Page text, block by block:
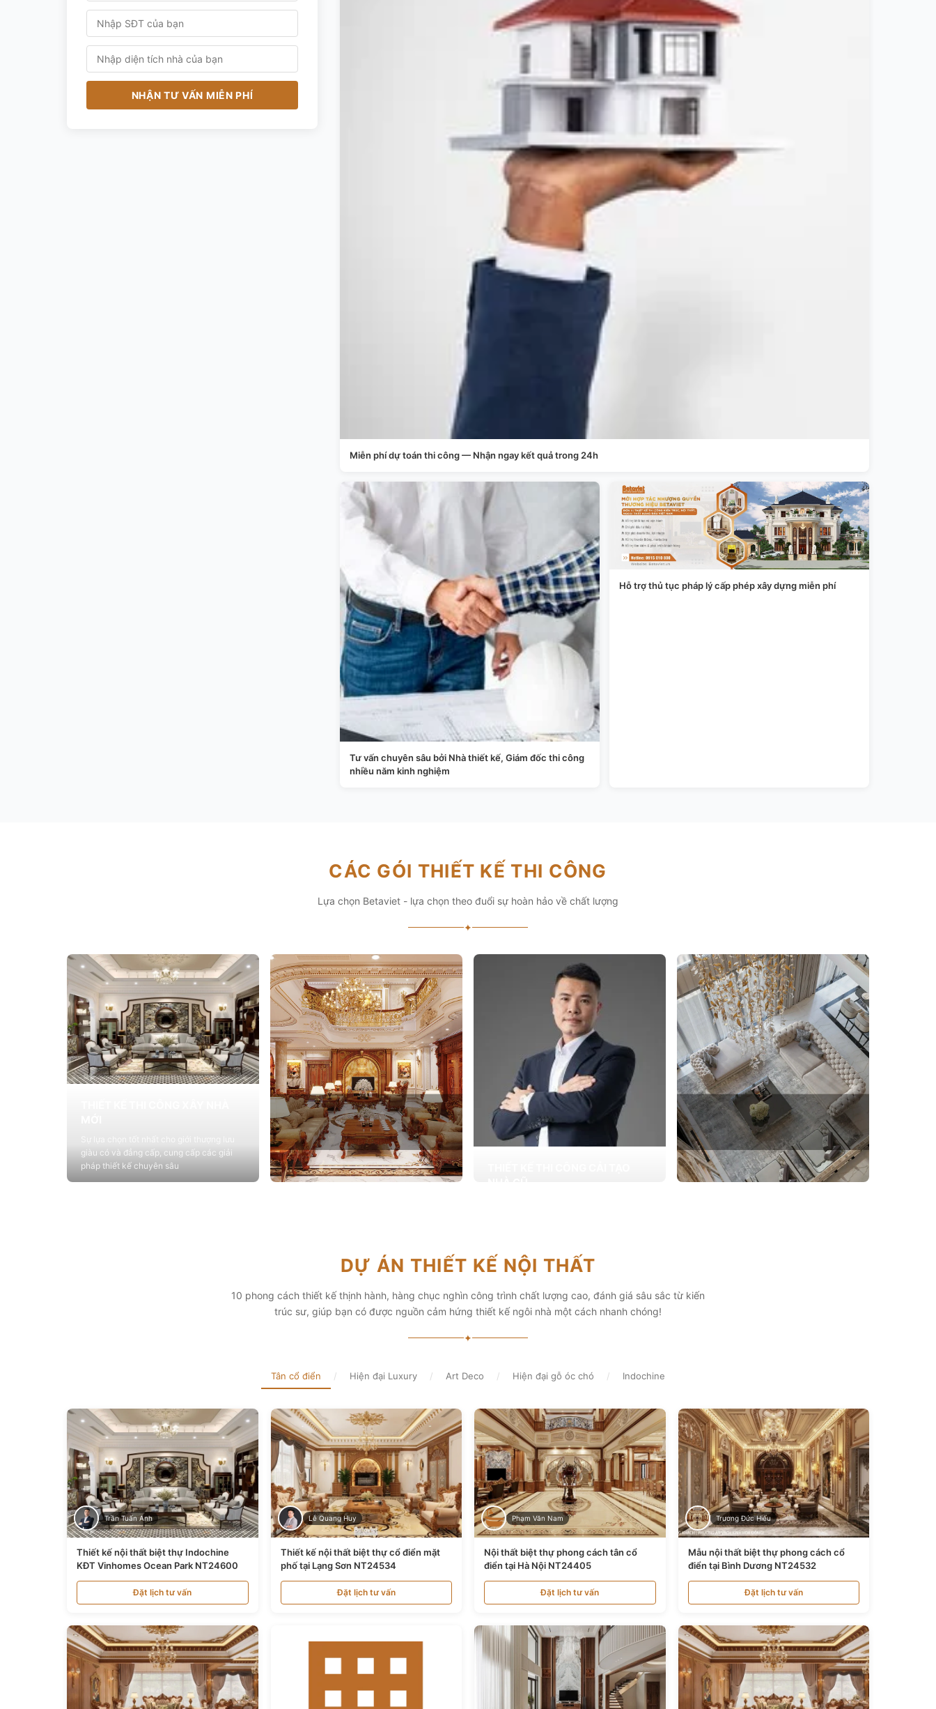
NHẬN TƯ VẤN MIỄN PHÍ
Miễn phí dự toán thi công — Nhận ngay kết quả trong 24h
Tư vấn chuyên sâu bởi Nhà thiết kế, Giám đốc thi công
nhiều năm kinh nghiệm
Hỗ trợ thủ tục pháp lý cấp phép xây dựng miễn phí
CÁC GÓI THIẾT KẾ THI CÔNG
Lựa chọn Betaviet - lựa chọn theo đuổi sự hoàn hảo về chất lượng
✦
giàu có và đẳng cấp, cung cấp các giải
pháp thiết kế chuyên sâu
Xem chi tiết
DỰ ÁN THIẾT KẾ NỘI THẤT
10 phong cách thiết kế thịnh hành, hàng chục nghìn công trình chất lượng cao, đánh giá sâu sắc từ kiến
trúc sư, giúp bạn có được nguồn cảm hứng thiết kế ngôi nhà một cách nhanh chóng!
✦
Tân cổ điển / Hiện đại Luxury / Art Deco / Hiện đại gỗ óc chó / Indochine
Trần Tuấn Anh
Thiết kế nội thất biệt thự Indochine
KĐT Vinhomes Ocean Park NT24600
Đặt lịch tư vấn
Lê Quang Huy
Thiết kế nội thất biệt thự cổ điển mặt
phố tại Lạng Sơn NT24534
Đặt lịch tư vấn
Phạm Văn Nam
Nội thất biệt thự phong cách tân cổ
điển tại Hà Nội NT24405
Đặt lịch tư vấn
Trương Đức Hiếu
Mẫu nội thất biệt thự phong cách cổ
điển tại Bình Dương NT24532
Đặt lịch tư vấn